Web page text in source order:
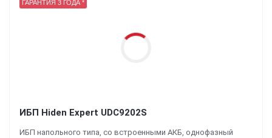
ИБП Hiden Expert UDC9202S
ИБП напольного типа, со встроенными АКБ, однофазный
ГАРАНТИЯ 3 ГОДА *